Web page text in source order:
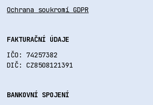
Ochrana soukromí GDPR
FAKTURAČNÍ ÚDAJE
IČO: 74257382
DIČ: CZ8508121391
BANKOVNÍ SPOJENÍ